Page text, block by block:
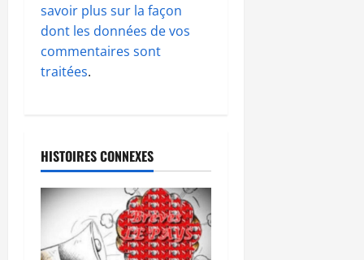
savoir plus sur la façon
dont les données de vos
commentaires sont
traitées.
HISTOIRES CONNEXES